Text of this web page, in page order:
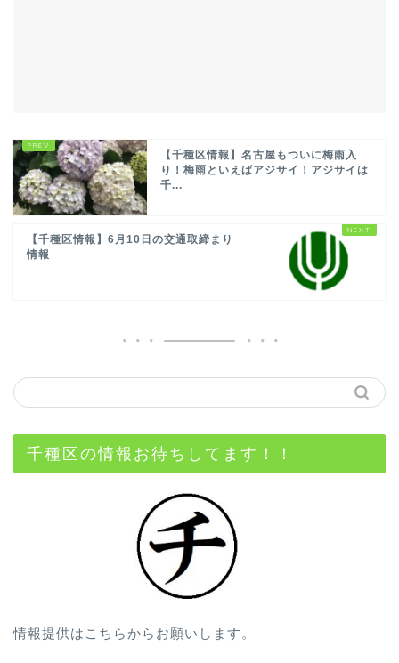
【千種区情報】名古屋もついに梅雨入
り！梅雨といえばアジサイ！アジサイは
千...
【千種区情報】6月10日の交通取締まり
情報
千種区の情報お待ちしてます！！
情報提供はこちらからお願いします。